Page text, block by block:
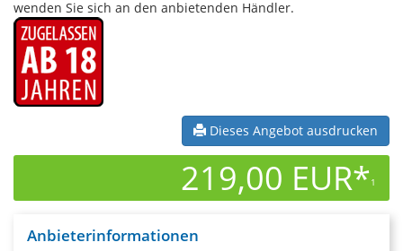
wenden Sie sich an den anbietenden Händler.
Dieses Angebot ausdrucken
219,00 EUR*1
Anbieterinformationen